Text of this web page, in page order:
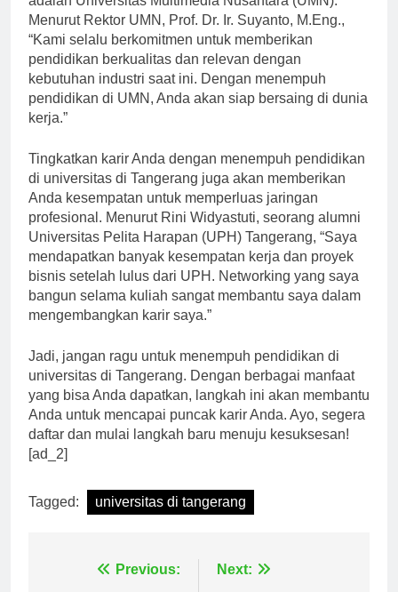
Menurut Rektor UMN, Prof. Dr. Ir. Suyanto, M.Eng.,
“Kami selalu berkomitmen untuk memberikan
pendidikan berkualitas dan relevan dengan
kebutuhan industri saat ini. Dengan menempuh
pendidikan di UMN, Anda akan siap bersaing di dunia
kerja.”
Tingkatkan karir Anda dengan menempuh pendidikan
di universitas di Tangerang juga akan memberikan
Anda kesempatan untuk memperluas jaringan
profesional. Menurut Rini Widyastuti, seorang alumni
Universitas Pelita Harapan (UPH) Tangerang, “Saya
mendapatkan banyak kesempatan kerja dan proyek
bisnis setelah lulus dari UPH. Networking yang saya
bangun selama kuliah sangat membantu saya dalam
mengembangkan karir saya.”
Jadi, jangan ragu untuk menempuh pendidikan di
universitas di Tangerang. Dengan berbagai manfaat
yang bisa Anda dapatkan, langkah ini akan membantu
Anda untuk mencapai puncak karir Anda. Ayo, segera
daftar dan mulai langkah baru menuju kesuksesan!
[ad_2]
Tagged: universitas di tangerang
NavigasiPrevious: Next: